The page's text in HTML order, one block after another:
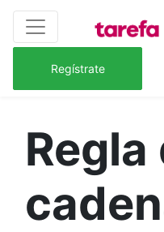
Regístrate
Regla